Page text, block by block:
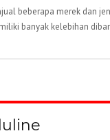
beberapa merek dan
banyak kelebihan